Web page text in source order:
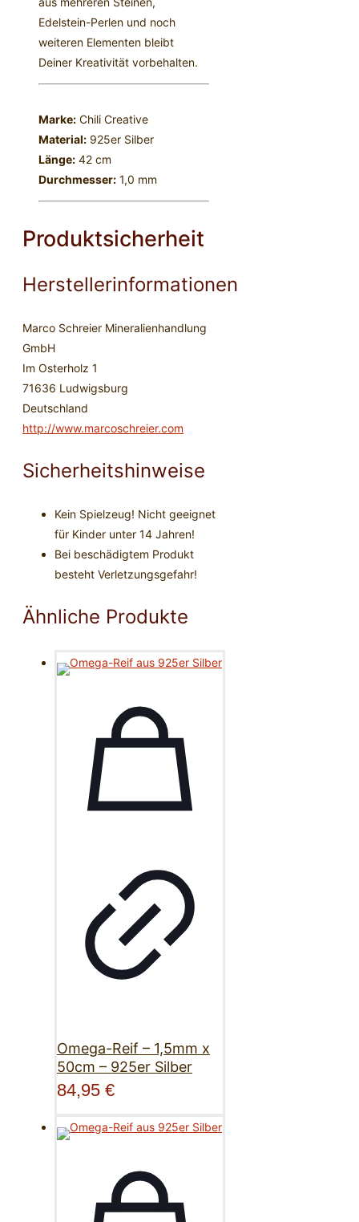
Edelstein-Perlen und noch
weiteren Elementen bleibt
Deiner Kreativität vorbehalten.
Marke: Chili Creative
Material: 925er Silber
Länge: 42 cm
Durchmesser: 1,0 mm
Produktsicherheit
Herstellerinformationen
Marco Schreier Mineralienhandlung
GmbH
Im Osterholz 1
71636 Ludwigsburg
Deutschland
http://www.marcoschreier.com
Sicherheitshinweise
Kein Spielzeug! Nicht geeignet
für Kinder unter 14 Jahren!
Bei beschädigtem Produkt
besteht Verletzungsgefahr!
Ähnliche Produkte
Omega-Reif – 1,5mm x
50cm – 925er Silber
84,95 €